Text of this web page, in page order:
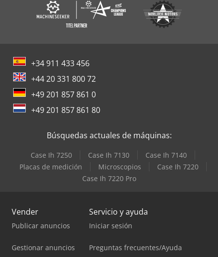
+34 911 433 456
+44 20 331 800 72
+49 201 857 861 0
+49 201 857 861 80
Búsquedas actuales de máquinas:
Case Ih 7250 Case Ih 7130
Case Ih 7140
Placas de medición
Microscopios
Case Ih 7220
Case Ih 7220 Pro
Vender
Publicar anuncios
Gestionar anuncios
Servicio y ayuda
Iniciar sesión
Preguntas frecuentes/Ayuda